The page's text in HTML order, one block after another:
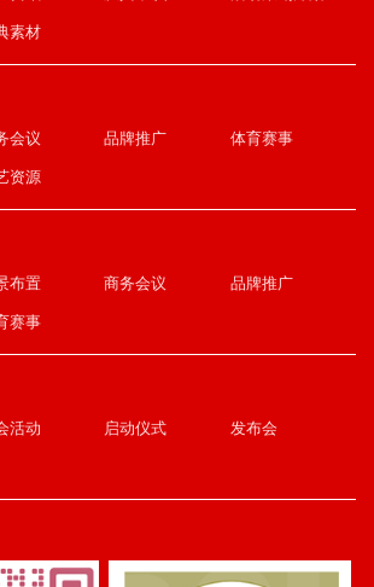
素材
会议 品牌推广 体育赛事
资源
布置 商务会议 品牌推广
赛事
活动 启动仪式 发布会